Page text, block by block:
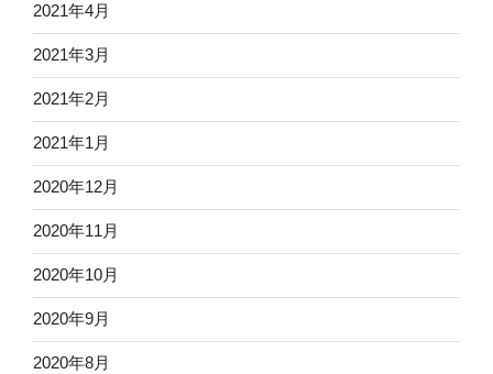
2021年4月
2021年3月
2021年2月
2021年1月
2020年12月
2020年11月
2020年10月
2020年9月
2020年8月